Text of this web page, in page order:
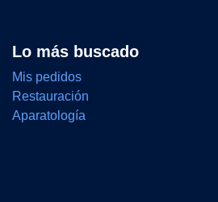
Lo más buscado
Mis pedidos
Restauración
Aparatología